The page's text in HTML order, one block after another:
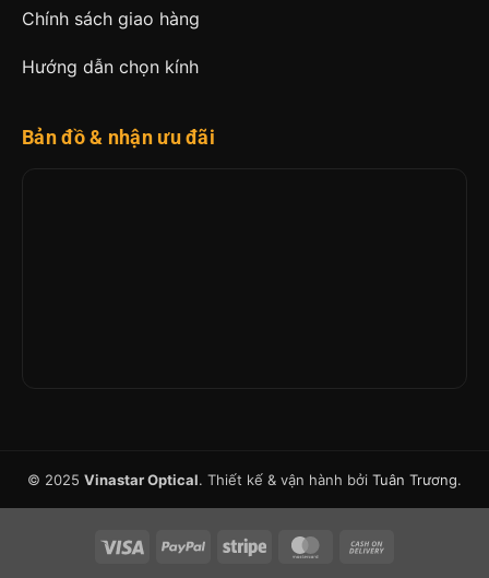
Chính sách giao hàng
Hướng dẫn chọn kính
Bản đồ & nhận ưu đãi
© 2025 Vinastar Optical. Thiết kế & vận hành bởi Tuân Trương.
Visa PayPal Stripe MasterCard